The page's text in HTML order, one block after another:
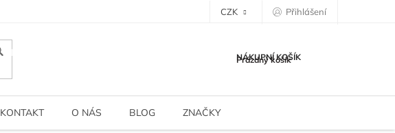
CZK Přihlášení
HLEDAT NÁKUPNÍ KOŠÍK
Prázdný košík
KONTAKT O NÁS BLOG ZNAČKY